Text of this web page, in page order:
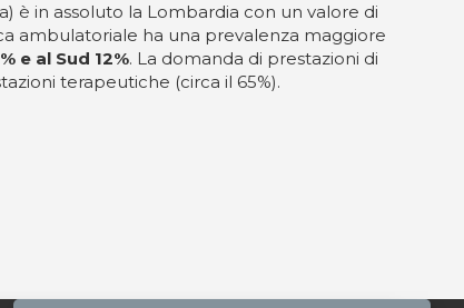
è in assoluto la Lombardia con un valore di
ambulatoriale ha una prevalenza maggiore
e al Sud 12%. La domanda di prestazioni di
terapeutiche (circa il 65%).